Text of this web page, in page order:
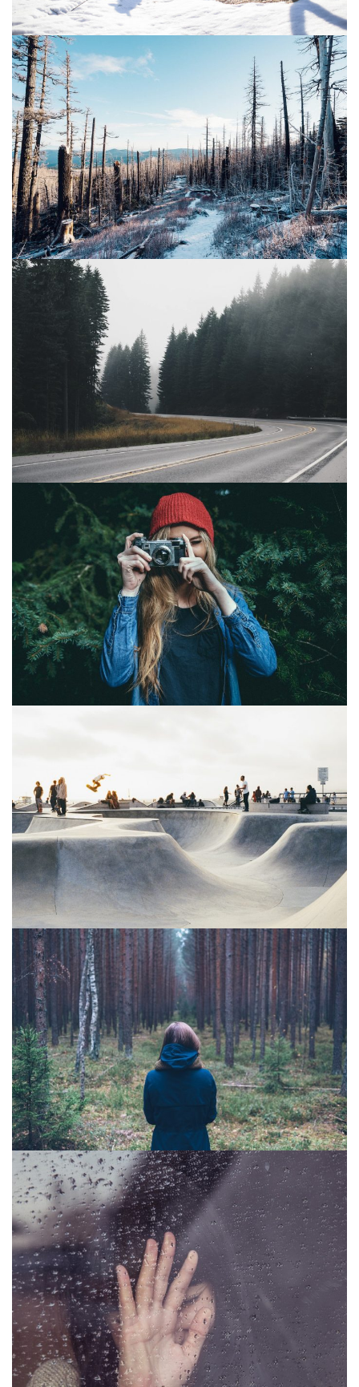
INFORMATIONS SUR LE PROJET « PLURI-
ELLES » ESTIME DE SOI
INFORMATIONS SUR LES PHOTOS DE
GROSSESSE
INFORMATIONS SUR LES PHOTOS
D’ALLAITEMENT
INFORMATIONS SUR LES PHOTOS
D’ACCOUCHEMENT
INFORMATIONS SUR LES PHOTOS NOUVEAU
NE / ENFANT
INFORMATIONS SUR LES PHOTOS DE FAMILLE
CARTE CADEAU
COURS DE PHOTOGRAPHIE
QUI SUIS-JE ?
CONDITIONS GÉNÉRALES DE VENTE